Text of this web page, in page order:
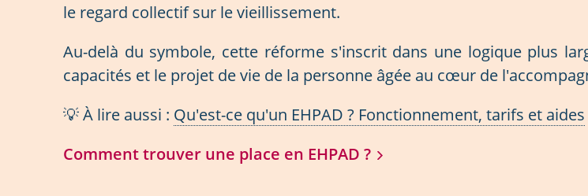
le regard collectif sur le vieillissement.
Au-delà du symbole, cette réforme s'inscrit dans une logique plus
capacités et le projet de vie de la personne âgée au cœur de
💡 À lire aussi : Qu'est-ce qu'un EHPAD ? Fonctionnement, tarifs et aides
Comment trouver une place en EHPAD ?